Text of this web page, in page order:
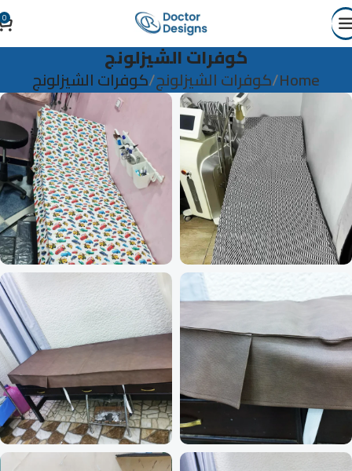
0
كوفرات الشيزلونج
Home كوفرات الشيزلونج كوفرات الشيزلونج